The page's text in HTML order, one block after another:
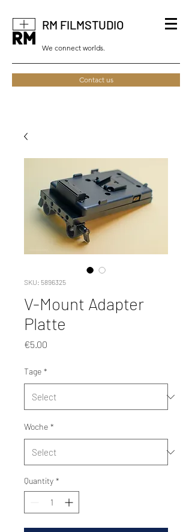
RM FILMSTUDIO
We connect worlds.
Contact us
SKU: 5896325
V-Mount Adapter
Platte
€5.00
Tage *
Woche *
Quantity *